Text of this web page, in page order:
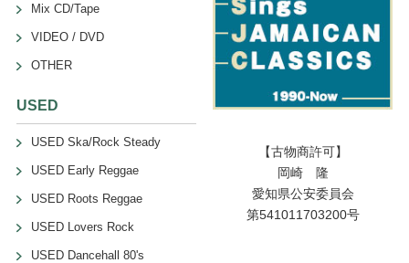
Mix CD/Tape
VIDEO / DVD
OTHER
USED
USED Ska/Rock Steady
USED Early Reggae
USED Roots Reggae
USED Lovers Rock
USED Dancehall 80's
【古物商許可】
岡崎 隆
愛知県公安委員会
第541011703200号